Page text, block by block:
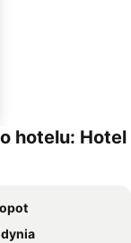
hotelu: Hotel